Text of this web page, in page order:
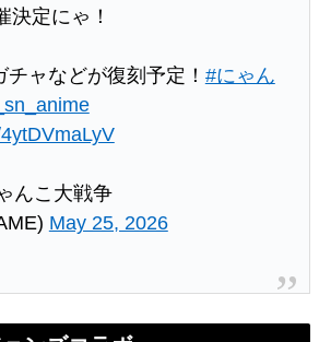
決定にゃ！
ャなどが復刻予定！ #にゃん
んこ大戦争
May 25, 2026